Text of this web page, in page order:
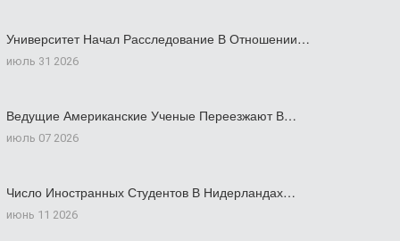
Университет Начал Расследование В Отношении…
июль 31 2026
Ведущие Американские Ученые Переезжают В…
июль 07 2026
Число Иностранных Студентов В Нидерландах…
июнь 11 2026